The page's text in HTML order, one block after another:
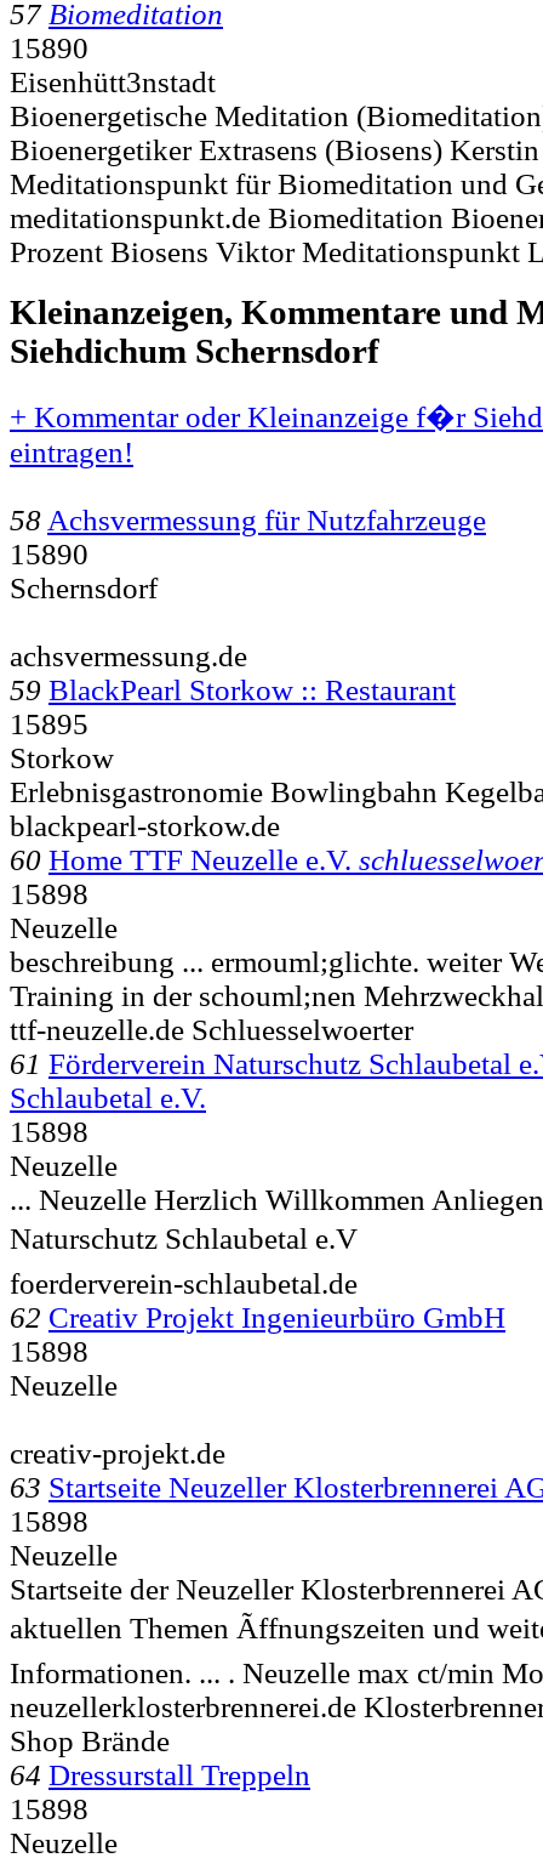
57 Biomeditation
15890
Eisenhütt3nstadt
Bioenergetische Meditation
Bioenergetiker Extrasens (Biosens)
Meditationspunkt für Biomeditation und
meditationspunkt.de Biomeditation
Prozent Biosens Viktor Meditationspunkt
Kleinanzeigen, Kommentare und
Siehdichum Schernsdorf
+ Kommentar oder Kleinanzeige f�r
eintragen!
58 Achsvermessung für Nutzfahrzeuge
15890
Schernsdorf
achsvermessung.de
59 BlackPearl Storkow :: Restaurant
15895
Storkow
Erlebnisgastronomie Bowlingbahn
blackpearl-storkow.de
60 Home TTF Neuzelle e.V.
15898
Neuzelle
beschreibung ... ermouml;glichte. weiter
Training in der schouml;nen
ttf-neuzelle.de Schluesselwoerter
61 Förderverein Naturschutz Schlaubetal
Schlaubetal e.V.
15898
Neuzelle
... Neuzelle Herzlich Willkommen
Naturschutz Schlaubetal e.V
foerderverein-schlaubetal.de
62 Creativ Projekt Ingenieurbüro GmbH
15898
Neuzelle
creativ-projekt.de
63 Startseite Neuzeller Klosterbrennerei
15898
Neuzelle
Startseite der Neuzeller Klosterbrennerei
aktuellen Themen Ãffnungszeiten und
Informationen. ... . Neuzelle max ct/min
neuzellerklosterbrennerei.de
Shop Brände
64 Dressurstall Treppeln
15898
Neuzelle